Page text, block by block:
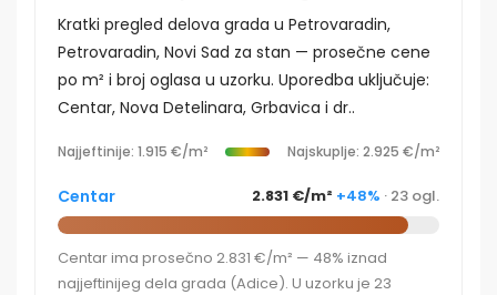
Kratki pregled delova grada u Petrovaradin,
Petrovaradin, Novi Sad za stan — prosečne cene
po m² i broj oglasa u uzorku. Uporedba uključuje:
Centar, Nova Detelinara, Grbavica i dr..
Najjeftinije: 1.915 €/m² Najskuplje: 2.925 €/m²
Centar 2.831 €/m² +48% · 23 ogl.
Centar ima prosečno 2.831 €/m² — 48% iznad
najjeftinijeg dela grada (Adice). U uzorku je 23